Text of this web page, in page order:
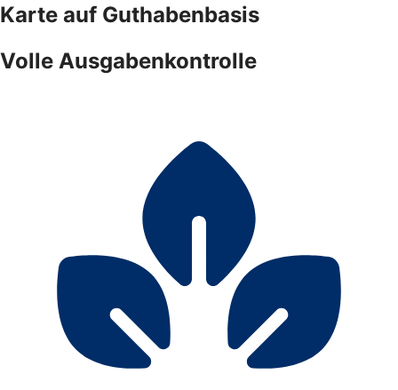
Karte auf Guthabenbasis
Volle Ausgabenkontrolle